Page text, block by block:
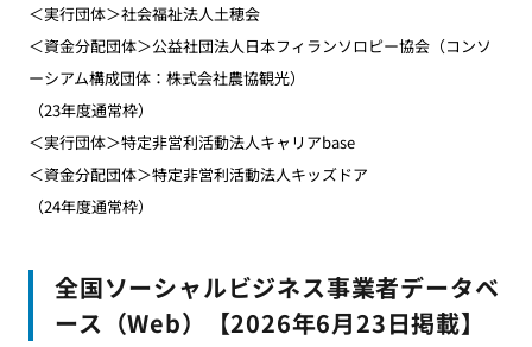
＜実行団体＞社会福祉法人土穂会
＜資金分配団体＞公益社団法人日本フィランソロピー協会（コンソ
ーシアム構成団体：株式会社農協観光）
（23年度通常枠）
＜実行団体＞特定非営利活動法人キャリアbase
＜資金分配団体＞特定非営利活動法人キッズドア
（24年度通常枠）
全国ソーシャルビジネス事業者データベ
ース（Web）【2026年6月23日掲載】